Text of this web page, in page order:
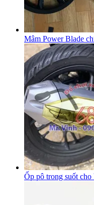
Mâm Power Blade
Ốp pô trong suốt